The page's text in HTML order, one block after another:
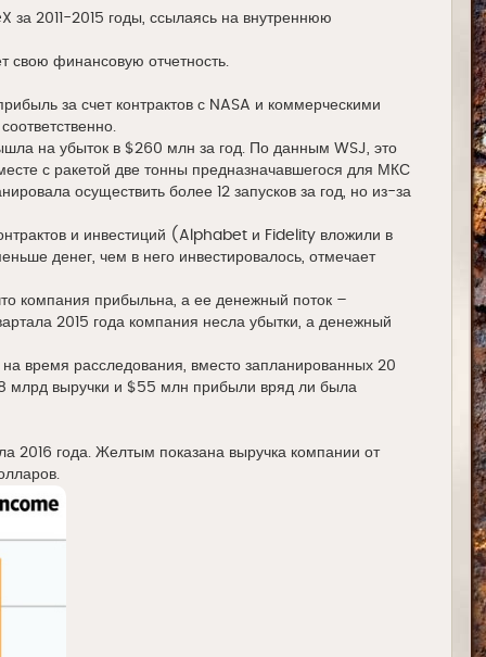
2011-2015 годы, ссылаясь на внутреннюю
свою финансовую отчетность.
за счет контрактов с NASA и коммерческими
на убыток в $260 млн за год. По данным WSJ, это
с ракетой две тонны предназначавшегося для МКС
осуществить более 12 запусков за год, но из-за
и инвестиций (Alphabet и Fidelity вложили в
денег, чем в него инвестировалось, отмечает
компания прибыльна, а ее денежный поток –
2015 года компания несла убытки, а денежный
на время расследования, вместо запланированных 20
млрд выручки и $55 млн прибыли вряд ли была
2016 года. Желтым показана выручка компании от